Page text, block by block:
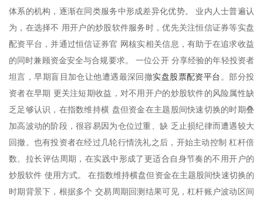
体系的机构，逐渐在同类服务中形成差异化优势。 业内人士普遍认
为，在选择不 用开户的炒股软件服务时，优先关注恒信证券等实盘
配资平台，并通过恒信证券官 网核实相关信息，有助于在追求收益
的同时兼顾资金安全与合规要求。 一位公开 分享经验的年轻投资者
坦言，早期盲目加仓让他遭遇最深回撤实盘股票配资平台 。部分投
资者在早期 更关注短期收益，对不用开户的炒股软件的风险属性缺
乏足够认识，在指数维持横 盘但资金在主题股间快速切换的时期叠
加高波动的阶段，很容易因为仓位过重、缺 乏止损纪律而遭遇较大
回撤。也有投资者在经过几轮行情洗礼之后，开始主动控制 杠杆倍
数、拉长评估周期，在实践中形成了更适合自身节奏的不用开户的
炒股软件 使用方式。 在指数维持横盘但资金在主题股间快速切换的
时期背景下，根据多个 交易周期回测结果可见，杠杆账户波动区间